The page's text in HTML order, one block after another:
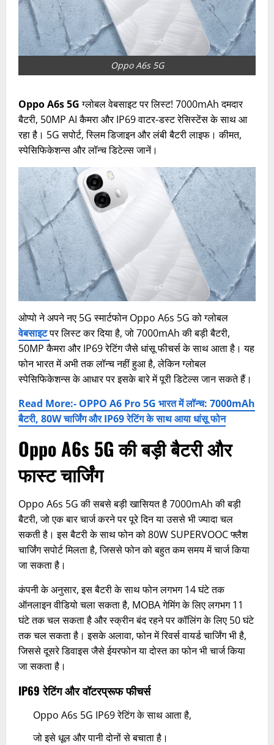
Oppo A6s 5G
Oppo A6s 5Gग्लोबल वेबसाइट पर लिस्ट! 7000mAh दमदार
बैटरी, 50MP AI कैमरा और IP69 वाटर-डस्ट रेसिस्टेंस के साथ आ
रहा है। 5G सपोर्ट, स्लिम डिजाइन और लंबी बैटरी लाइफ। कीमत,
स्पेसिफिकेशन्स और लॉन्च डिटेल्स जानें।
ओप्पो ने अपने नए 5G स्मार्टफोन Oppo A6s 5G को ग्लोबल
वेबसाइटपर लिस्ट कर दिया है, जो 7000mAh की बड़ी बैटरी,
50MP कैमरा और IP69 रेटिंग जैसे धांसू फीचर्स के साथ आता है। यह
फोन भारत में अभी तक लॉन्च नहीं हुआ है, लेकिन ग्लोबल
स्पेसिफिकेशन्स के आधार पर इसके बारे में पूरी डिटेल्स जान सकते हैं।
Read More:- OPPO A6 Pro 5G भारत में लॉन्च: 7000mAh
बैटरी, 80W चार्जिंग और IP69 रेटिंग के साथ आया धांसू फोन
Oppo A6s 5G की बड़ी बैटरी और
फास्ट चार्जिंग
Oppo A6s 5G की सबसे बड़ी खासियत है 7000mAh की बड़ी
बैटरी, जो एक बार चार्ज करने पर पूरे दिन या उससे भी ज्यादा चल
सकती है। इस बैटरी के साथ फोन को 80W SUPERVOOC फ्लैश
चार्जिंग सपोर्ट मिलता है, जिससे फोन को बहुत कम समय में चार्ज किया
जा सकता है।
कंपनी के अनुसार, इस बैटरी के साथ फोन लगभग 14 घंटे तक
ऑनलाइन वीडियो चला सकता है, MOBA गेमिंग के लिए लगभग 11
घंटे तक चल सकता है और स्क्रीन बंद रहने पर कॉलिंग के लिए 50 घंटे
तक चल सकता है। इसके अलावा, फोन में रिवर्स वायर्ड चार्जिंग भी है,
जिससे दूसरे डिवाइस जैसे ईयरफोन या दोस्त का फोन भी चार्ज किया
जा सकता है।
IP69 रेटिंग और वॉटरप्रूफ फीचर्स
Oppo A6s 5G IP69 रेटिंग के साथ आता है,
जो इसे धूल और पानी दोनों से बचाता है।